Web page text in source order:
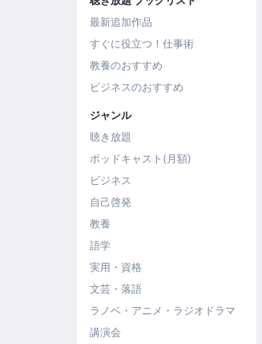
最新追加作品
すぐに役立つ！仕事術
教養のおすすめ
ビジネスのおすすめ
ジャンル
聴き放題
ポッドキャスト(月額)
ビジネス
自己啓発
教養
語学
実用・資格
文芸・落語
ラノベ・アニメ・ラジオドラマ
講演会